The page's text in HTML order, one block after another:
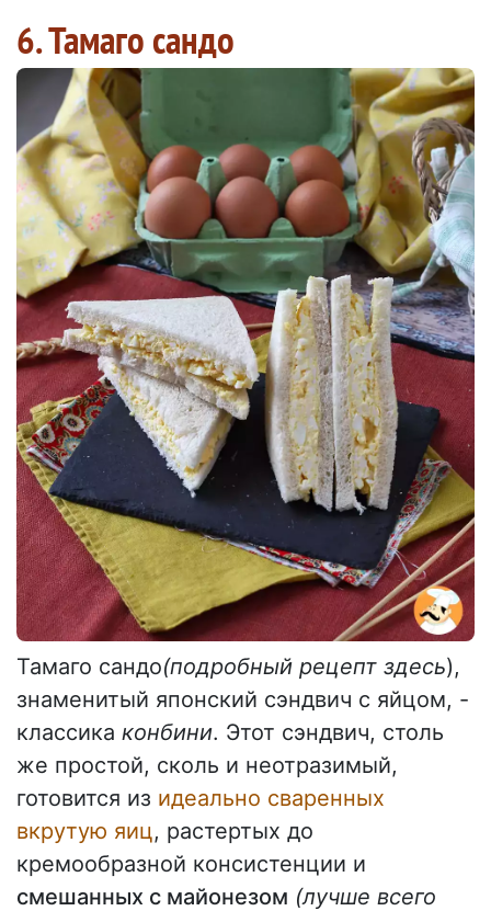
6. Тамаго сандо
Тамаго сандо(подробный рецепт здесь),
знаменитый японский сэндвич с яйцом, -
классика конбини. Этот сэндвич, столь
же простой, сколь и неотразимый,
готовится из идеально сваренных
вкрутую яиц, растертых до
кремообразной консистенции и
смешанных с майонезом (лучше всего